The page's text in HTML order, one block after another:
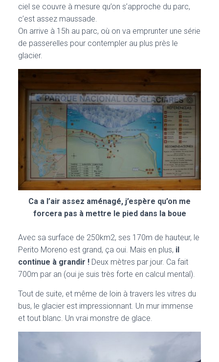
ciel se couvre à mesure qu’on s’approche du parc,
c’est assez maussade.
On arrive à 15h au parc, où on va emprunter une série
de passerelles pour contempler au plus près le
glacier.
Ca a l’air assez aménagé, j’espère qu’on me
forcera pas à mettre le pied dans la boue
Avec sa surface de 250km2, ses 170m de hauteur, le
Perito Moreno est grand, ça oui. Mais en plus, il
continue à grandir ! Deux mètres par jour. Ca fait
700m par an (oui je suis très forte en calcul mental).
Tout de suite, et même de loin à travers les vitres du
bus, le glacier est impressionnant. Un mur immense
et tout blanc. Un vrai monstre de glace.